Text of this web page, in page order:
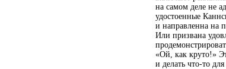
на самом деле не
удостоенные
и направленна на
Или призвана
«Ой, как круто!»
и делать что-то